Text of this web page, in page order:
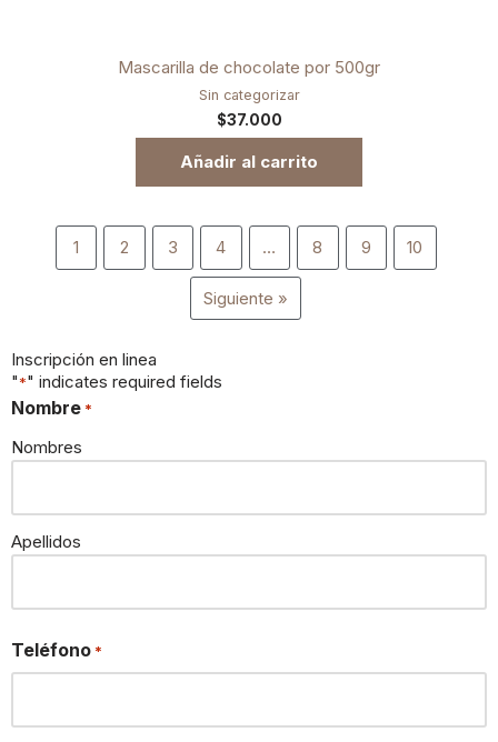
Mascarilla de chocolate por 500gr
Sin categorizar
$37.000
Añadir al carrito
1 2 3 4 … 8 9 10
Siguiente »
Inscripción en linea
"*" indicates required fields
Nombre *
Nombres
Apellidos
Teléfono *